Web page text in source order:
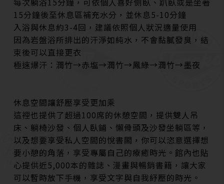
15分鐘後至休息區補充水分，並休息5-10分鐘
入浴與休息約3-4回，建議依照個人狀況適量使用
因為岩盤浴所排出的汗淨如純水，不會黏膩發臭，結
束後可以直接更衣
極速爆汗：潤竹→赤塩→潤竹→鳳綠→潤竹→墨夜
休息空間讓舒壓享受更加乘
這裡也提供了超過100席的休憩空間，提供雙人吊
床、躺椅沙發、個人臥鋪、懶骨頭及沙發坐躺區等，
以及想要享受私人空間的悅書閣，你可以恣意選擇想
要小憩的角落，享受專屬自己的療癒時光。館內也貼
心提供近5,000本的雜誌、漫畫與暢銷書籍，讓大家
可以暫時放下手機，享受文字與自我紓壓的時光。